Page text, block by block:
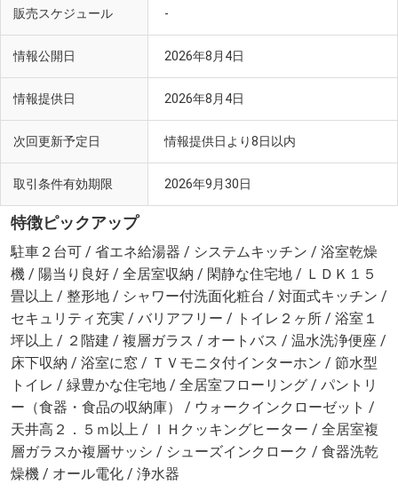
販売スケジュール -
情報公開日 2026年8月4日
情報提供日 2026年8月4日
次回更新予定日 情報提供日より8日以内
取引条件有効期限 2026年9月30日
特徴ピックアップ
駐車２台可 / 省エネ給湯器 / システムキッチン / 浴室乾燥
機 / 陽当り良好 / 全居室収納 / 閑静な住宅地 / ＬＤＫ１５
畳以上 / 整形地 / シャワー付洗面化粧台 / 対面式キッチン /
セキュリティ充実 / バリアフリー / トイレ２ヶ所 / 浴室１
坪以上 / ２階建 / 複層ガラス / オートバス / 温水洗浄便座 /
床下収納 / 浴室に窓 / ＴＶモニタ付インターホン / 節水型
トイレ / 緑豊かな住宅地 / 全居室フローリング / パントリ
ー（食器・食品の収納庫） / ウォークインクローゼット /
天井高２．５ｍ以上 / ＩＨクッキングヒーター / 全居室複
層ガラスか複層サッシ / シューズインクローク / 食器洗乾
燥機 / オール電化 / 浄水器